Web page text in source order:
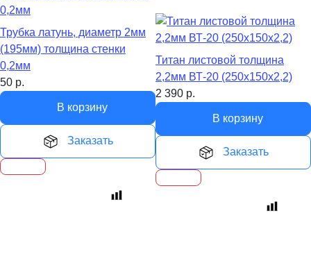
Трубка латунь, диаметр 2мм
(195мм) толщина стенки
0,2мм
50 р.
В корзину
Заказать
Титан листовой толщина
2,2мм ВТ-20 (250х150х2,2)
2 390 р.
В корзину
Заказать